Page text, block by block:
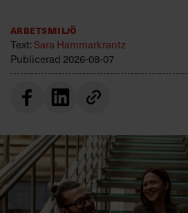
Arbetsmiljö
Text:Sara Hammarkrantz
Publicerad 2026-08-07